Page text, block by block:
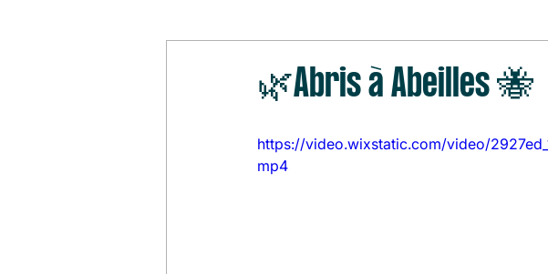
🌿Abris à Abeilles 🐝
https://video.wixstatic.com/video/
mp4